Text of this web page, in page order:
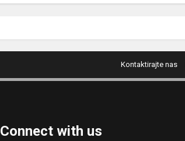
Kontaktirajte nas
Connect with us